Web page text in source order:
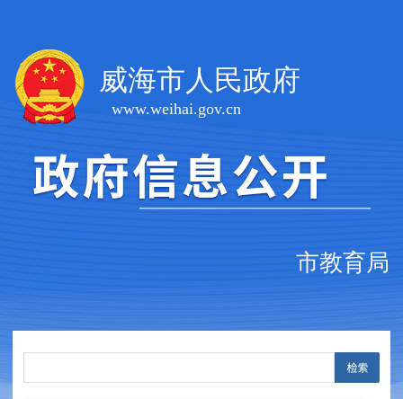
威海市人民政府
www.weihai.gov.cn
市教育局